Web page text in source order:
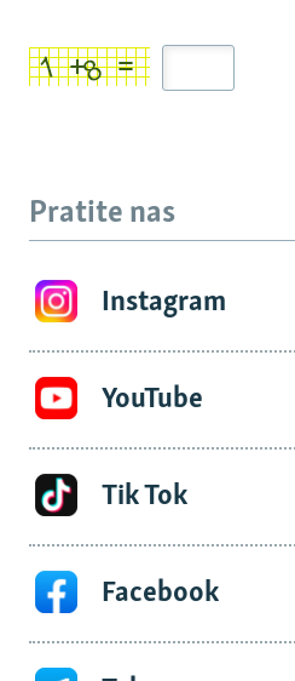
Pratite nas
Instagram
YouTube
Tik Tok
Facebook